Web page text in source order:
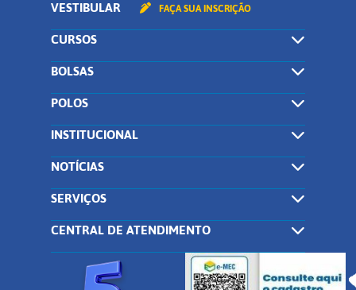
VESTIBULAR FAÇA SUA INSCRIÇÃO
CURSOS
BOLSAS
POLOS
INSTITUCIONAL
NOTÍCIAS
SERVIÇOS
CENTRAL DE ATENDIMENTO